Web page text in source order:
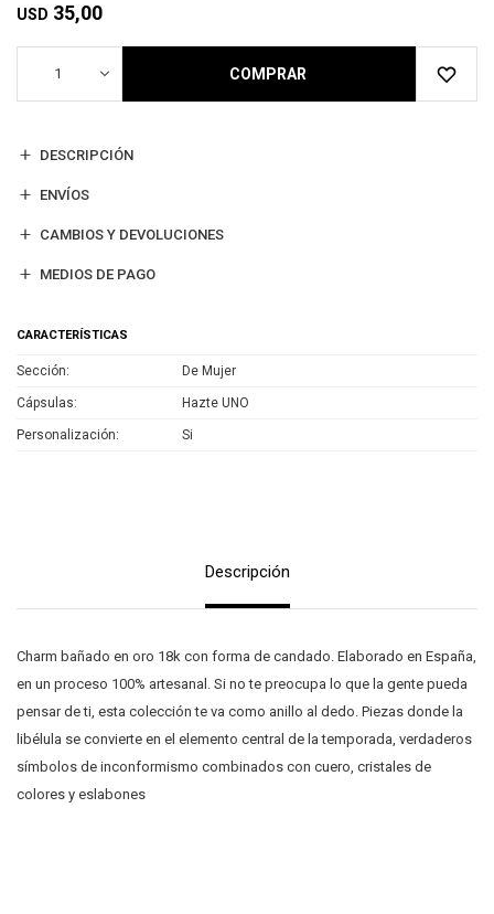
USD 35,00
1 COMPRAR
DESCRIPCIÓN
ENVÍOS
CAMBIOS Y DEVOLUCIONES
MEDIOS DE PAGO
CARACTERÍSTICAS
Sección De Mujer
Cápsulas Hazte UNO
Personalización Si
Descripción
Charm bañado en oro 18k con forma de candado. Elaborado en España,
en un proceso 100% artesanal. Si no te preocupa lo que la gente pueda
pensar de ti, esta colección te va como anillo al dedo. Piezas donde la
libélula se convierte en el elemento central de la temporada, verdaderos
símbolos de inconformismo combinados con cuero, cristales de
colores y eslabones